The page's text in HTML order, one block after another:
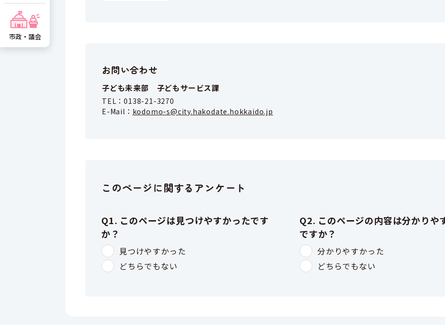
お問い合わせ
子ども未来部 子どもサービス課
TEL：0138-21-3270
E-Mail： kodomo-s@city.hakodate.hokkaido.jp
このページに関するアンケート
市政・議会